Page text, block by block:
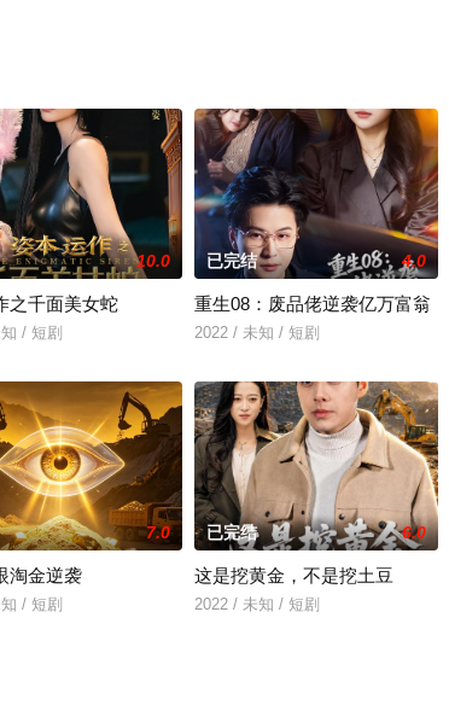
10.0
之千面美女蛇
/ 短剧
已完结 4.0
重生08：废品佬逆袭亿万富翁
2022 / 未知 / 短剧
7.0
淘金逆袭
/ 短剧
已完结 6.0
这是挖黄金，不是挖土豆
2022 / 未知 / 短剧